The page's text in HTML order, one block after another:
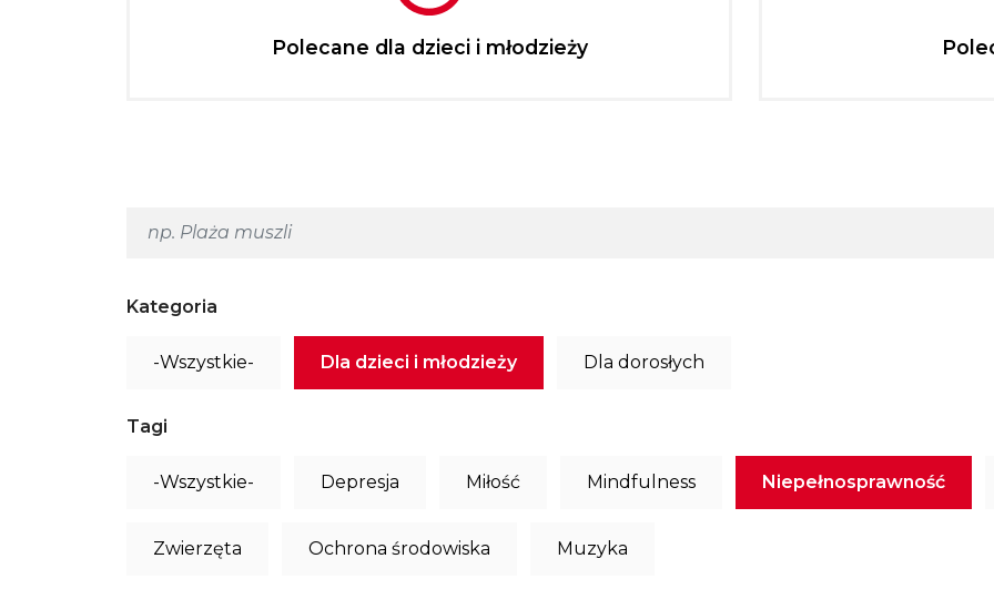
Polecane dla dzieci i młodzieży
Kategoria
-Wszystkie- Dla dzieci i młodzieży Dla dorosłych
Tagi
-Wszystkie- Depresja Miłość Mindfulness Niepełnosprawność
Zwierzęta Ochrona środowiska Muzyka